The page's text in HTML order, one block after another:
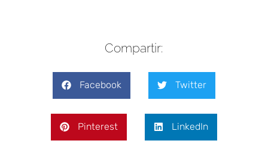
Compartir:
Facebook Twitter
Pinterest LinkedIn